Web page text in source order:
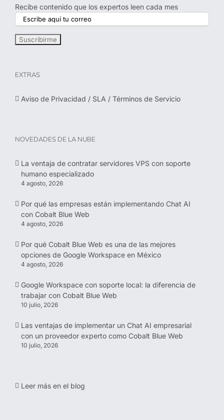
Recibe contenido que los expertos leen cada mes
EXTRAS
Aviso de Privacidad / SLA / Términos de Servicio
NOVEDADES DE LA NUBE
La ventaja de contratar servidores VPS con soporte
humano especializado
4 agosto, 2026
Por qué las empresas están implementando Chat AI
con Cobalt Blue Web
4 agosto, 2026
Por qué Cobalt Blue Web es una de las mejores
opciones de Google Workspace en México
4 agosto, 2026
Google Workspace con soporte local: la diferencia de
trabajar con Cobalt Blue Web
10 julio, 2026
Las ventajas de implementar un Chat AI empresarial
con un proveedor experto como Cobalt Blue Web
10 julio, 2026
Leer más en el blog